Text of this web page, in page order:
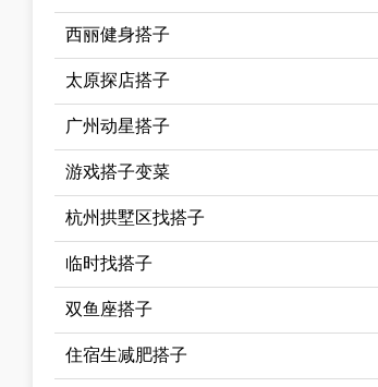
西丽健身搭子
太原探店搭子
广州动星搭子
游戏搭子变菜
杭州拱墅区找搭子
临时找搭子
双鱼座搭子
住宿生减肥搭子